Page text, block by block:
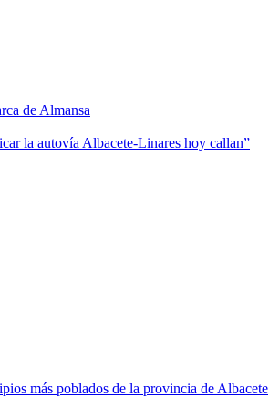
de Almansa
la autovía Albacete-Linares hoy callan”
más poblados de la provincia de Albacete